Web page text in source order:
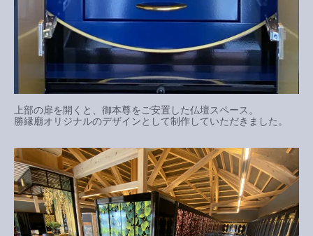
上部の扉を開くと、御本尊をご安置した仏壇スペース。
勝縁廟オリジナルのデザインとして制作していただきました。